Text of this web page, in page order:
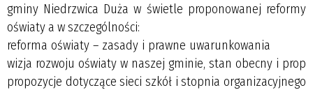
gminy Niedrzwica Duża w świetle proponowanej reformy
oświaty a w szczególności:
reforma oświaty – zasady i prawne uwarunkowania
wizja rozwoju oświaty w naszej gminie, stan obecny i
propozycje dotyczące sieci szkół i stopnia organizacyjnego